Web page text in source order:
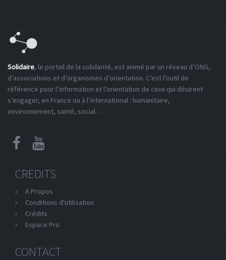
Solidaire, le portail de la solidarité, est animé par un réseau d’ONG,
d’associations et d’organismes d’orientation. C’est l’outil de
référence pour l’information et l’orientation de ceux qui désirent
s’engager, en France ou à l’international : humanitaire,
environnement, santé, social…
CREDITS
A Propos
Conditions d'utilisation
Crédits
Espace Pro
CONTACT